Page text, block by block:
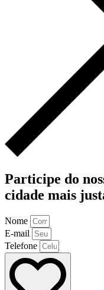
Participe do
cidade mais
Nome
E-mail
Telefone